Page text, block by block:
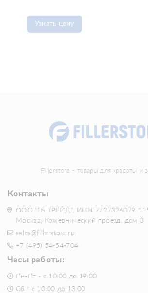
Узнать цену
Fillerstore - товары для красоты и
Контакты
ООО "ГБ ТРЕЙД", ИНН 7727326079
Москва, Кожевнический проезд, дом 3
sales@fillerstore.ru
+7 (495) 54-54-704
Часы работы:
Пн-Пт - с 10:00 до 19:00
Сб - с 10:00 до 13:00